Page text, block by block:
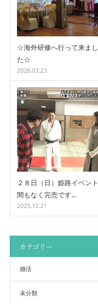
☆海外研修へ行って来まし
た☆
2026.03.23
２８日（日）姫路イベント
間もなく完売です…
2025.12.21
カテゴリー
婚活
未分類